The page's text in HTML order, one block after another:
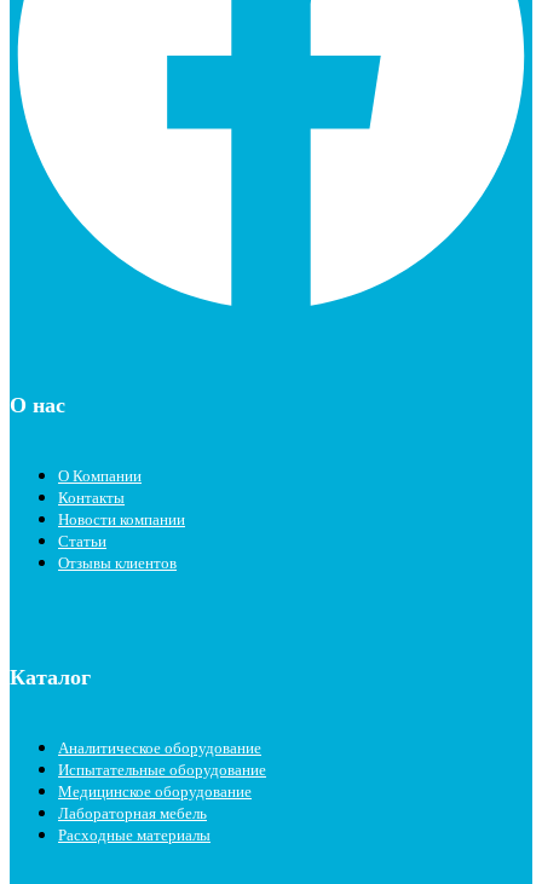
О нас
О Компании
Контакты
Новости компании
Статьи
Отзывы клиентов
Каталог
Аналитическое оборудование
Испытательные оборудование
Медицинское оборудование
Лабораторная мебель
Расходные материалы